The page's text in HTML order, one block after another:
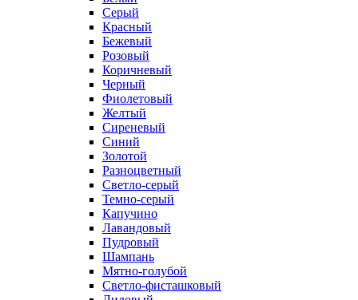
Серый
Красный
Бежевый
Розовый
Коричневый
Черный
Фиолетовый
Желтый
Сиреневый
Синий
Золотой
Разноцветный
Светло-серый
Темно-серый
Капучино
Лавандовый
Пудровый
Шампань
Мятно-голубой
Светло-фисташковый